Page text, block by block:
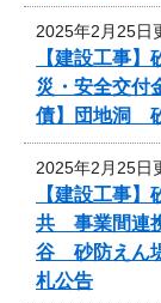
2025年2月25日
【建設工事
災・安全交付
債】団地洞
2025年2月25日
【建設工事
共 事業間連
谷 砂防えん
札公告